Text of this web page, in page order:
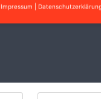
Impressum